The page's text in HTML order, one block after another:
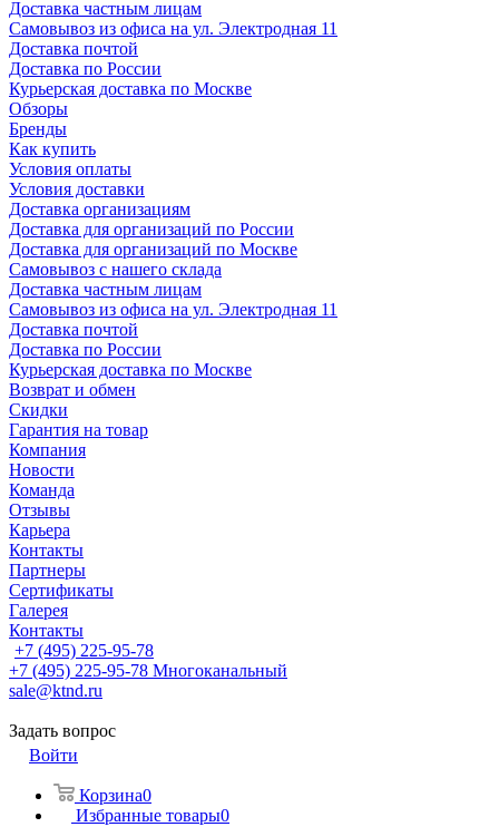
Доставка частным лицам
Самовывоз из офиса на ул. Электродная 11
Доставка почтой
Доставка по России
Курьерская доставка по Москве
Обзоры
Бренды
Как купить
Условия оплаты
Условия доставки
Доставка организациям
Доставка для организаций по России
Доставка для организаций по Москве
Самовывоз с нашего склада
Доставка частным лицам
Самовывоз из офиса на ул. Электродная 11
Доставка почтой
Доставка по России
Курьерская доставка по Москве
Возврат и обмен
Скидки
Гарантия на товар
Компания
Новости
Команда
Отзывы
Карьера
Контакты
Партнеры
Сертификаты
Галерея
Контакты
+7 (495) 225-95-78
+7 (495) 225-95-78 Многоканальный
sale@ktnd.ru
Задать вопрос
Войти
Корзина0
Избранные товары0